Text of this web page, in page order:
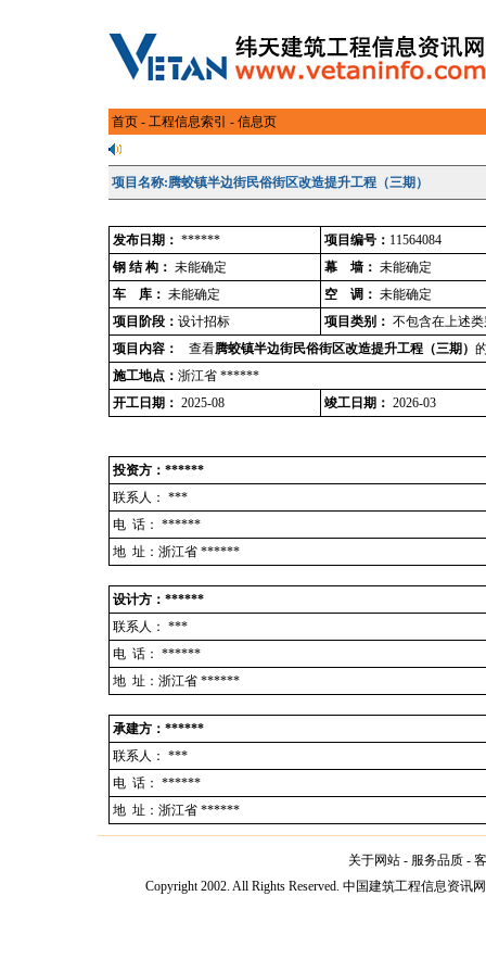
首页 - 工程信息索引 - 信息页
项目名称:腾蛟镇半边街民俗街区改造提升工程（三期）
发布日期： ****** 项目编号： 11564084
钢 结 构： 未能确定 幕 墙： 未能确定
车 库： 未能确定 空 调： 未能确定
项目阶段： 设计招标 项目类别： 不包含在上述
项目内容：
查看腾蛟镇半边街民俗街区改造提升工程（三期）
施工地点： 浙江省 ******
开工日期： 2025-08 竣工日期： 2026-03
投资方：******
联系人： ***
电 话： ******
地 址：浙江省 ******
设计方：******
联系人： ***
电 话： ******
地 址：浙江省 ******
承建方：******
联系人： ***
电 话： ******
地 址：浙江省 ******
关于网站 - 服务品质 -
Copyright 2002. All Rights Reserved. 中国建筑工程信息资讯